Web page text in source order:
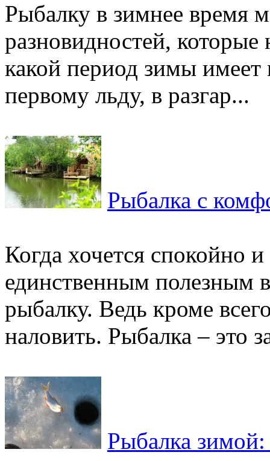
Рыбалку в зимнее время
разновидностей, которые
какой период зимы имеет
первому льду, в разгар...
Рыбалка с
Когда хочется спокойно
единственным полезным
рыбалку. Ведь кроме
наловить. Рыбалка – это
Рыбалка